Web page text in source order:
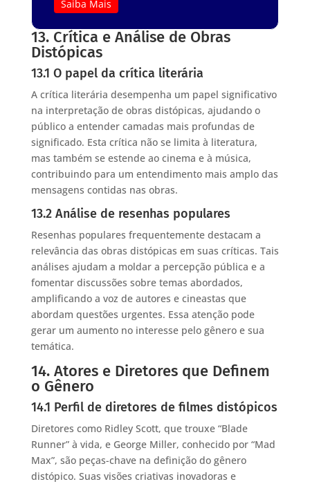
Saiba Mais
13. Crítica e Análise de Obras
Distópicas
13.1 O papel da crítica literária
A crítica literária desempenha um papel significativo
na interpretação de obras distópicas, ajudando o
público a entender camadas mais profundas de
significado. Esta crítica não se limita à literatura,
mas também se estende ao cinema e à música,
contribuindo para um entendimento mais amplo das
mensagens contidas nas obras.
13.2 Análise de resenhas populares
Resenhas populares frequentemente destacam a
relevância das obras distópicas em suas críticas. Tais
análises ajudam a moldar a percepção pública e a
fomentar discussões sobre temas abordados,
amplificando a voz de autores e cineastas que
abordam questões urgentes. Essa atenção pode
gerar um aumento no interesse pelo gênero e sua
temática.
14. Atores e Diretores que Definem
o Gênero
14.1 Perfil de diretores de filmes distópicos
Diretores como Ridley Scott, que trouxe “Blade
Runner” à vida, e George Miller, conhecido por “Mad
Max”, são peças-chave na definição do gênero
distópico. Suas visões criativas inovadoras e